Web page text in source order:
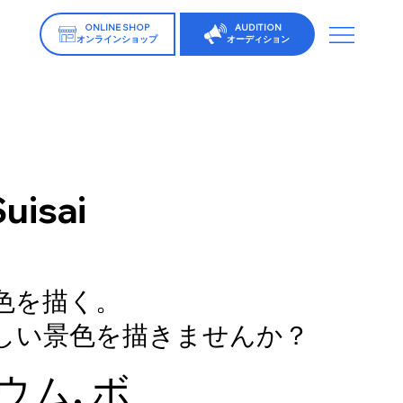
ONLINE SHOP
オンラインショップ
AUDITION
オーディション
描く。
い景色を描きませんか？
ム, ボ